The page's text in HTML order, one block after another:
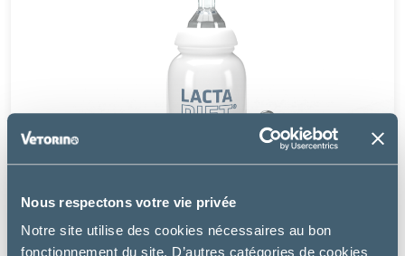
Nous respectons votre vie privée
Notre site utilise des cookies nécessaires au bon
fonctionnement du site. D’autres catégories de cookies